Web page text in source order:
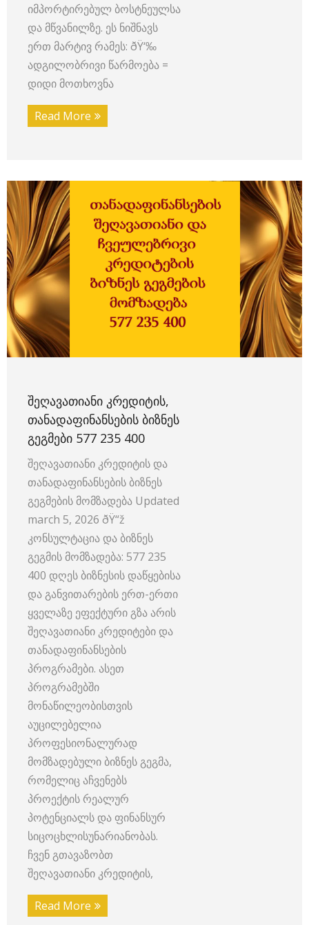
იმპორტირებულ ბოსტნეულსა
და მწვანილზე. ეს ნიშნავს
ერთ მარტივ რამეს: ðŸ‘‰
ადგილობრივი წარმოება =
დიდი მოთხოვნა
Read More
ᲨᲔᲦᲐᲕᲐᲗᲘᲐᲜᲘ ᲙᲠᲔᲓᲘᲢᲘᲡ,
ᲗᲐᲜᲐᲓᲐᲤᲘᲜᲐᲜᲡᲔᲑᲘᲡ ᲑᲘᲖᲜᲔᲡ
ᲒᲔᲒᲛᲔᲑᲘ 577 235 400
შეღავათიანი კრედიტის და
თანადაფინანსების ბიზნეს
გეგმების მომზადება Updated
march 5, 2026 ðŸ“ž
კონსულტაცია და ბიზნეს
გეგმის მომზადება: 577 235
400 დღეს ბიზნესის დაწყებისა
და განვითარების ერთ-ერთი
ყველაზე ეფექტური გზა არის
შეღავათიანი კრედიტები და
თანადაფინანსების
პროგრამები. ასეთ
პროგრამებში
მონაწილეობისთვის
აუცილებელია
პროფესიონალურად
მომზადებული ბიზნეს გეგმა,
რომელიც აჩვენებს
პროექტის რეალურ
პოტენციალს და ფინანსურ
სიცოცხლისუნარიანობას.
ჩვენ გთავაზობთ
შეღავათიანი კრედიტის,
Read More